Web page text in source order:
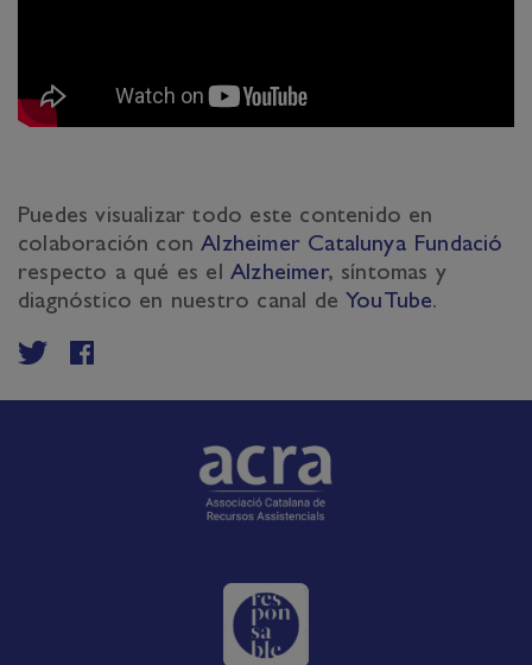
Puedes visualizar todo este contenido en
colaboración conAlzheimer Catalunya Fundació
respecto a qué es el Alzheimer, síntomas y
diagnóstico en nuestro canal de YouTube.